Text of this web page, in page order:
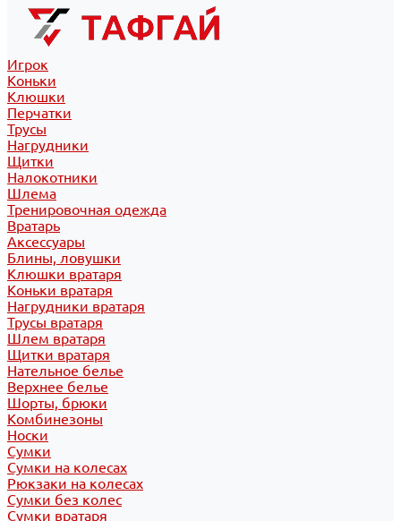
Игрок
Коньки
Клюшки
Перчатки
Трусы
Нагрудники
Щитки
Налокотники
Шлема
Тренировочная одежда
Вратарь
Аксессуары
Блины, ловушки
Клюшки вратаря
Коньки вратаря
Нагрудники вратаря
Трусы вратаря
Шлем вратаря
Щитки вратаря
Нательное белье
Верхнее белье
Шорты, брюки
Комбинезоны
Носки
Сумки
Сумки на колесах
Рюкзаки на колесах
Сумки без колес
Сумки вратаря